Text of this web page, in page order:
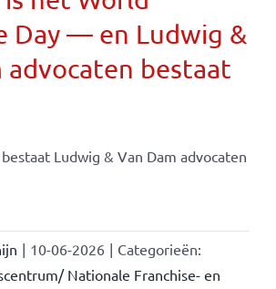
Day — en Ludwig &
advocaten bestaat
Ludwig & Van Dam advocaten
| 10-06-2026 | Categorieën:
Nationale Franchise- en